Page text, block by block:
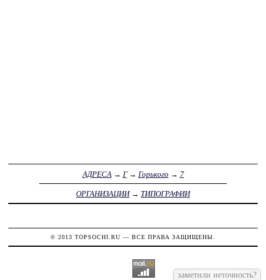
АДРЕСА → Г→ Горького → 7
ОРГАНИЗАЦИИ→ ТИПОГРАФИИ
© 2013 TOPSOCHI.RU — ВСЕ ПРАВА ЗАЩИЩЕНЫ.
заметили неточность?